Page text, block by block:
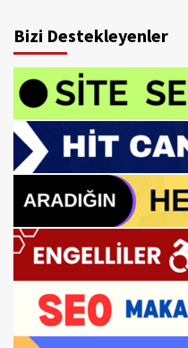
Bizi Destekleyenler